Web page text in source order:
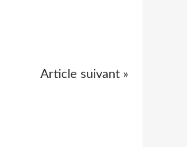
Article suivant »